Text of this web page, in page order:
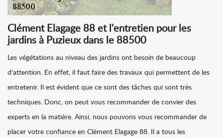
Clément Elagage 88 et l'entretien pour les
jardins à Puzieux dans le 88500
Les végétations au niveau des jardins ont besoin de beaucoup
d'attention. En effet, il faut faire des travaux qui permettent de les
entretenir. Il est évident que ce sont des tâches qui sont très
techniques. Donc, on peut vous recommander de convier des
experts en la matière. Ainsi, nous pouvons vous recommander de
placer votre confiance en Clément Elagage 88. Il a tous les